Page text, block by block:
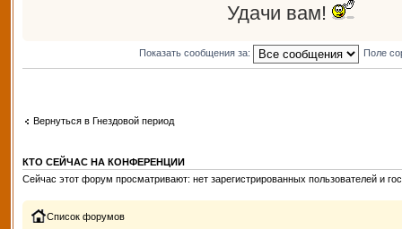
Удачи вам!
Показать сообщения за: Поле
Вернуться в Гнездовой период
КТО СЕЙЧАС НА КОНФЕРЕНЦИИ
Сейчас этот форум просматривают: нет зарегистрированных пользователей и
Список форумов